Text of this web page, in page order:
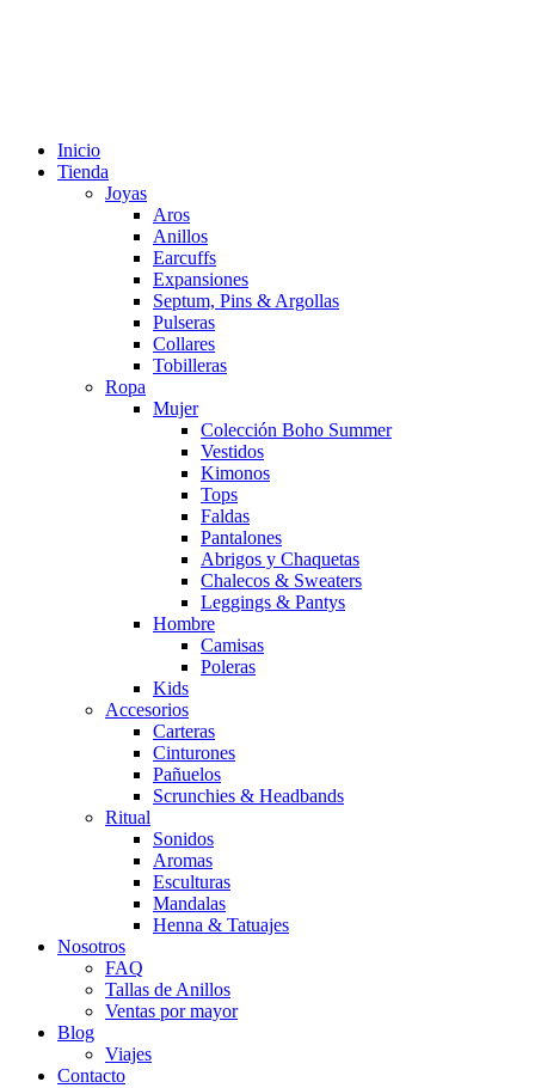
Inicio
Tienda
Joyas
Aros
Anillos
Earcuffs
Expansiones
Septum, Pins & Argollas
Pulseras
Collares
Tobilleras
Ropa
Mujer
Colección Boho Summer
Vestidos
Kimonos
Tops
Faldas
Pantalones
Abrigos y Chaquetas
Chalecos & Sweaters
Leggings & Pantys
Hombre
Camisas
Poleras
Kids
Accesorios
Carteras
Cinturones
Pañuelos
Scrunchies & Headbands
Ritual
Sonidos
Aromas
Esculturas
Mandalas
Henna & Tatuajes
Nosotros
FAQ
Tallas de Anillos
Ventas por mayor
Blog
Viajes
Contacto